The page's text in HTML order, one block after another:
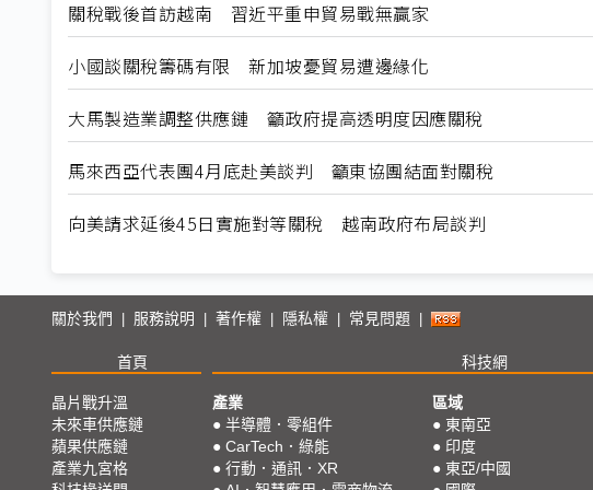
關稅戰後首訪越南 習近平重申貿易戰無贏家
小國談關稅籌碼有限 新加坡憂貿易遭邊緣化
大馬製造業調整供應鏈 籲政府提高透明度因應關稅
馬來西亞代表團4月底赴美談判 籲東協團結面對關稅
向美請求延後45日實施對等關稅 越南政府布局談判
關於我們 服務說明 著作權 隱私權 常見問題
首頁 科技網
晶片戰升溫
未來車供應鏈
蘋果供應鏈
產業九宮格
產業
● 半導體．零組件
● CarTech．綠能
● 行動．通訊．XR
區域
● 東南亞
● 印度
● 東亞/中國